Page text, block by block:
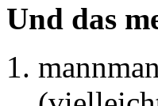
Und das